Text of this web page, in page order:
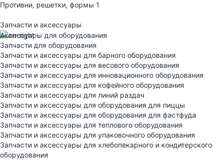
Противни, решетки, формы 1
Запчасти и аксессуары
Аксессуары для оборудования
Запчасти для оборудования
Запчасти и аксессуары для барного оборудования
Запчасти и аксессуары для весового оборудования
Запчасти и аксессуары для инновационного оборудования
Запчасти и аксессуары для кофейного оборудования
Запчасти и аксессуары для линий раздач
Запчасти и аксессуары для оборудования для пиццы
Запчасти и аксессуары для оборудования для фастфуда
Запчасти и аксессуары для теплового оборудования
Запчасти и аксессуары для упаковочного оборудования
Запчасти и аксессуары для хлебопекарного и кондитерского
оборудования